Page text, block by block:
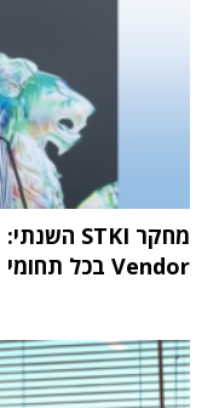
Vendor בכל תחומי שוק ה-IT